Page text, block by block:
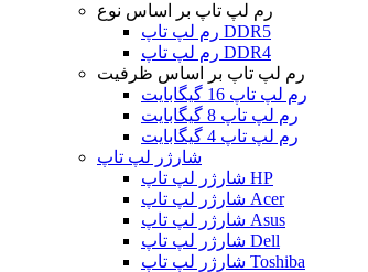
رم لپ تاپ بر اساس نوع
رم لپ تاپ DDR5
رم لپ تاپ DDR4
رم لپ تاپ بر اساس ظرفیت
رم لپ تاپ 16 گیگابایت
رم لپ تاپ 8 گیگابایت
رم لپ تاپ 4 گیگابایت
شارژر لپ تاپ
شارژر لپ تاپ HP
شارژر لپ تاپ Acer
شارژر لپ تاپ Asus
شارژر لپ تاپ Dell
شارژر لپ تاپ Toshiba